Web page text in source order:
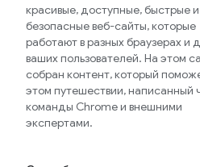
красивые, доступные, быстрые и
безопасные веб-сайты, которые
работают в разных браузерах и
ваших пользователей. На этом
собран контент, который
этом путешествии, написанный
команды Chrome и внешними
экспертами.